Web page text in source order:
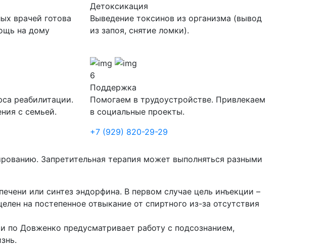
врачей готова
на дому
Детоксикация
Выведение токсинов из организма (вывод
из запоя, снятие ломки).
реабилитации.
с семьей.
6
Поддержка
Помогаем в трудоустройстве. Привлекаем
в социальные проекты.
+7 (929) 820-29-29
Запретительная терапия может выполняться разными
или синтез эндорфина. В первом случае цель инъекции –
на постепенное отвыкание от спиртного из-за отсутствия
по Довженко предусматривает работу с подсознанием,